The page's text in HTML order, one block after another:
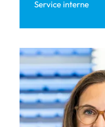
Service interne